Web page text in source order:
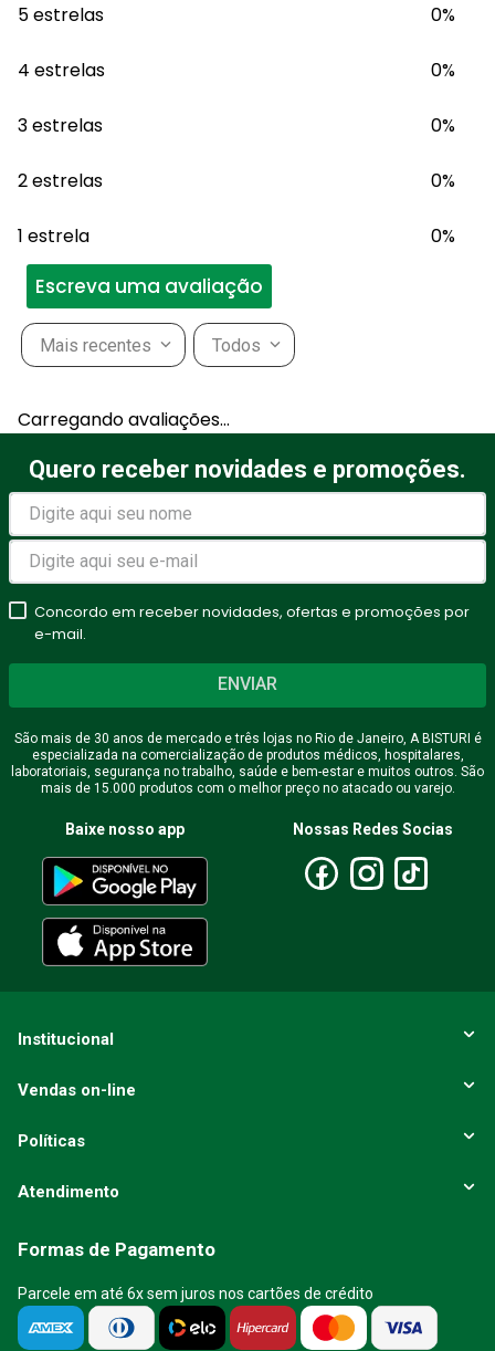
5 estrelas
0%
4 estrelas 0%
3 estrelas 0%
2 estrelas 0%
1 estrela 0%
Escreva uma avaliação
Avalie o produto de 1 a 5
estrelas
★★★★★
Seu nome
Endereço de email
Escreva uma avaliação
ENVIAR AVALIAÇÃO
Mais recentes Todos
Carregando avaliações…
Quero receber novidades e promoções.
Concordo em receber novidades, ofertas e promoções por
e-mail.
ENVIAR
São mais de 30 anos de mercado e três lojas no Rio de Janeiro, A BISTURI é
especializada na comercialização de produtos médicos, hospitalares,
laboratoriais, segurança no trabalho, saúde e bem-estar e muitos outros. São
mais de 15.000 produtos com o melhor preço no atacado ou varejo.
Baixe nosso app Nossas Redes Socias
Institucional
Vendas on-line
Políticas
Atendimento
Formas de Pagamento
Parcele em até 6x sem juros nos cartões de crédito